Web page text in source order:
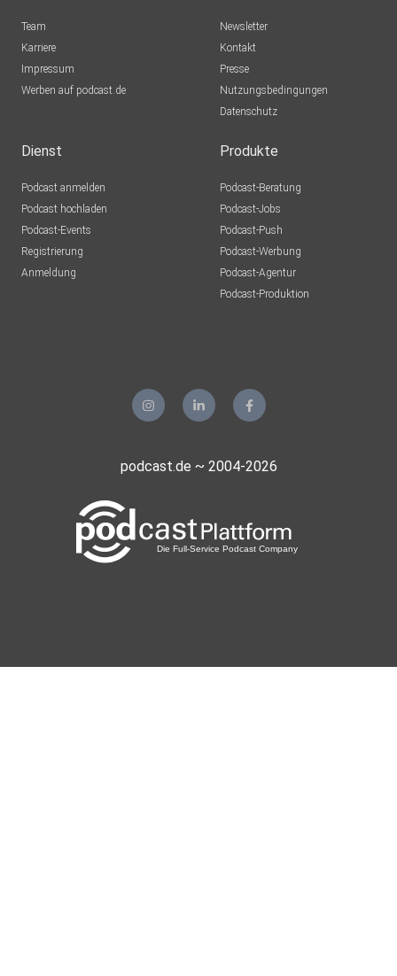
Team
Karriere
Impressum
Werben auf podcast.de
Newsletter
Kontakt
Presse
Nutzungsbedingungen
Datenschutz
Dienst
Podcast anmelden
Podcast hochladen
Podcast-Events
Registrierung
Anmeldung
Produkte
Podcast-Beratung
Podcast-Jobs
Podcast-Push
Podcast-Werbung
Podcast-Agentur
Podcast-Produktion
podcast.de ~ 2004-2026